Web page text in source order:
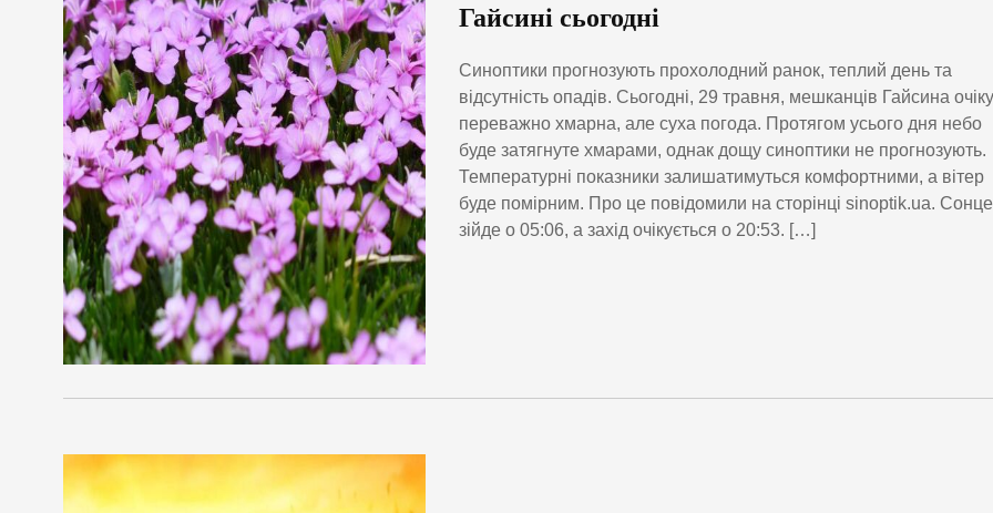
Гайсині сьогодні
Синоптики прогнозують прохолодний ранок, теплий день та
відсутність опадів. Сьогодні, 29 травня, мешканців Гайсина
переважно хмарна, але суха погода. Протягом усього дня небо
буде затягнуте хмарами, однак дощу синоптики не прогнозують.
Температурні показники залишатимуться комфортними, а вітер
буде помірним. Про це повідомили на сторінці sinoptik.ua. Сонце
зійде о 05:06, а захід очікується о 20:53. […]